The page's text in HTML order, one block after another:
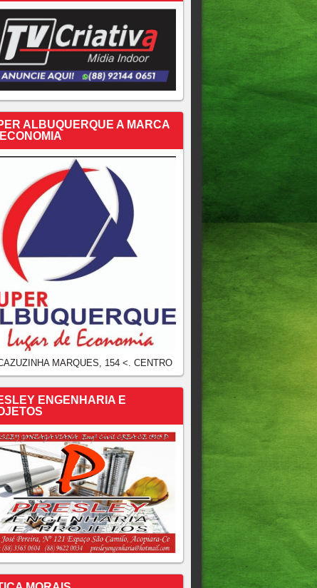
ALBUQUERQUE A MARCA
MARQUES, 154 <. CENTRO
ENGENHARIA E